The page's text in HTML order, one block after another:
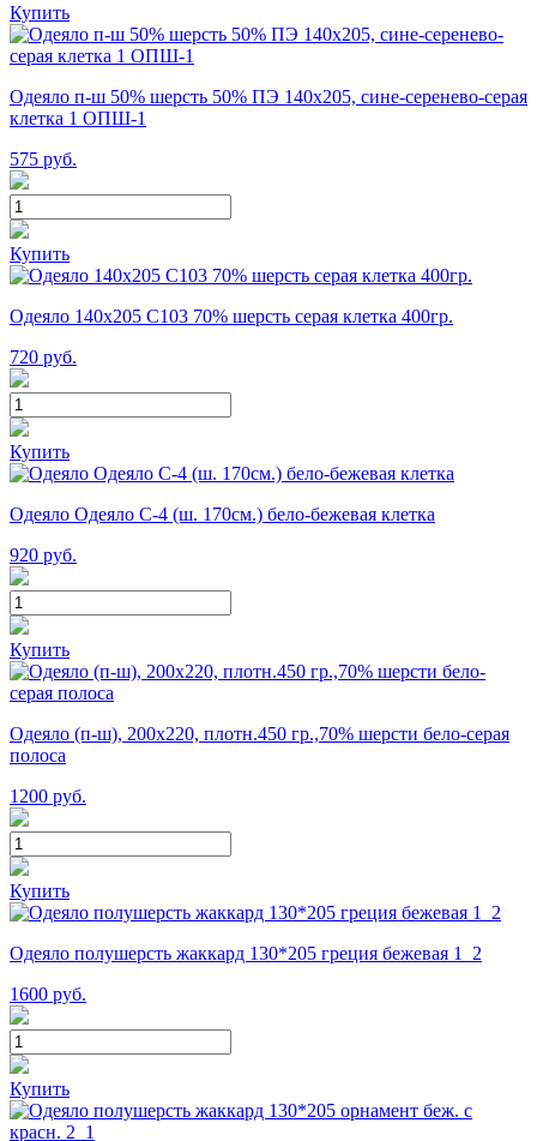
Купить
Одеяло п-ш 50% шерсть 50% ПЭ 140х205, сине-серенево-серая
клетка 1 ОПШ-1
575 руб.
Купить
Одеяло 140х205 С103 70% шерсть серая клетка 400гр.
720 руб.
Купить
Одеяло Одеяло С-4 (ш. 170см.) бело-бежевая клетка
920 руб.
Купить
Одеяло (п-ш), 200х220, плотн.450 гр.,70% шерсти бело-серая
полоса
1200 руб.
Купить
Одеяло полушерсть жаккард 130*205 греция бежевая 1_2
1600 руб.
Купить